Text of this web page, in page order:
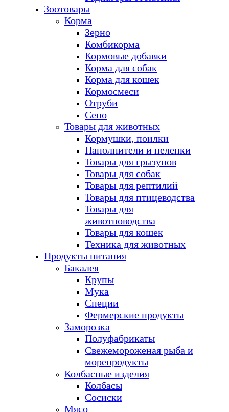
Зоотовары
Корма
Зерно
Комбикорма
Кормовые добавки
Корма для собак
Корма для кошек
Кормосмеси
Отруби
Сено
Товары для животных
Кормушки, поилки
Наполнители и пеленки
Товары для грызунов
Товары для собак
Товары для рептилий
Товары для птицеводства
Товары для
животноводства
Товары для кошек
Техника для животных
Продукты питания
Бакалея
Крупы
Мука
Специи
Фермерские продукты
Заморозка
Полуфабрикаты
Свежемороженая рыба и
морепродукты
Колбасные изделия
Колбасы
Сосиски
Мясо